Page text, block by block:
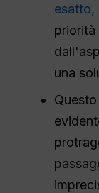
esatto,
priorità
una